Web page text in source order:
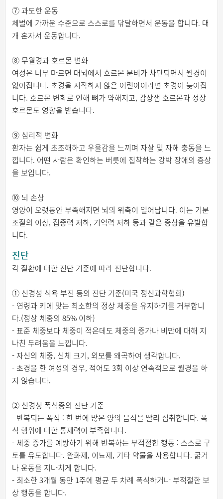
⑦ 과도한 운동
체벌에 가까운 수준으로 스스로를 닦달하면서 운동을 합니다. 대
개 혼자서 운동합니다.
⑧ 무월경과 호르몬 변화
여성은 너무 마르면 대뇌에서 호르몬 분비가 차단되면서 월경이
없어집니다. 초경을 시작하지 않은 어린아이라면 초경이 늦어집
니다. 호르몬 변화로 인해 뼈가 약해지고, 갑상샘 호르몬과 성장
호르몬도 영향을 받습니다.
⑨ 심리적 변화
환자는 쉽게 초조해하고 우울감을 느끼며 자살 및 자해 충동을 느
낍니다. 어떤 사람은 확인하는 버릇에 집착하는 강박 장애의 증상
을 보입니다.
⑩ 뇌 손상
영양이 오랫동안 부족해지면 뇌의 위축이 일어납니다. 이는 기분
조절의 이상, 집중력 저하, 기억력 저하 등과 같은 증상을 유발합
니다.
진단
각 질환에 대한 진단 기준에 따라 진단합니다.
① 신경성 식욕 부진 등의 진단 기준(미국 정신과학협회)
- 연령과 키에 맞는 최소한의 정상 체중을 유지하기를 거부합니
다.(정상 체중의 85% 이하)
- 표준 체중보다 체중이 적은데도 체중의 증가나 비만에 대해 지
나친 두려움을 느낍니다.
- 자신의 체중, 신체 크기, 외모를 왜곡하여 생각합니다.
- 초경을 한 여성의 경우, 적어도 3회 이상 연속적으로 월경을 하
지 않습니다.
② 신경성 폭식증의 진단 기준
- 반복되는 폭식 : 한 번에 많은 양의 음식을 빨리 섭취합니다. 폭
식 행위에 대한 통제력이 부족합니다.
- 체중 증가를 예방하기 위해 반복하는 부적절한 행동 : 스스로 구
토를 유도합니다. 완화제, 이뇨제, 기타 약물을 사용합니다. 굶거
나 운동을 지나치게 합니다.
- 최소한 3개월 동안 1주에 평균 두 차례 폭식하거나 부적절한 보
상 행동을 합니다.